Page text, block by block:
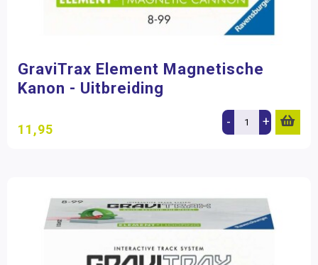
GraviTrax Element Magnetische
Kanon - Uitbreiding
11,95 - +